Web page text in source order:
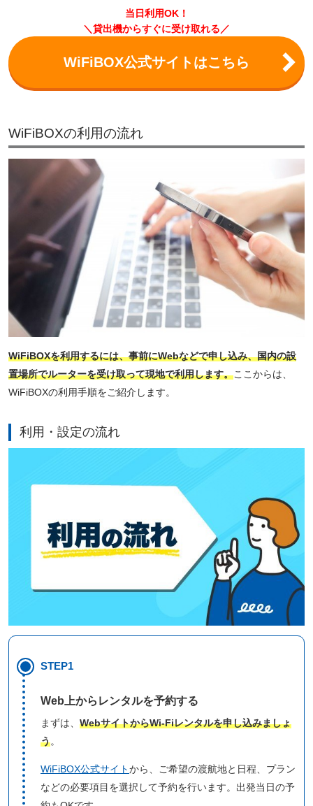
当日利用OK！
＼貸出機からすぐに受け取れる／
WiFiBOX公式サイトはこちら
WiFiBOXの利用の流れ
WiFiBOXを利用するには、事前にWebなどで申し込み、国内の設
置場所でルーターを受け取って現地で利用します。ここからは、
WiFiBOXの利用手順をご紹介します。
利用・設定の流れ
STEP1
Web上からレンタルを予約する
まずは、 WebサイトからWi-Fiレンタルを申し込みましょ
う。
WiFiBOX公式サイトから、ご希望の渡航地と日程、プラン
などの必要項目を選択して予約を行います。出発当日の予